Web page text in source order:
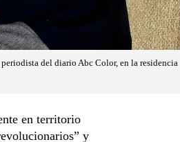
del diario Abc Color, en la residencia
en territorio
y